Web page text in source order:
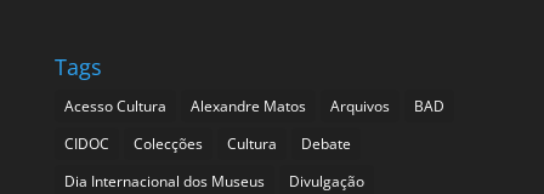
Tags
Acesso Cultura Alexandre Matos Arquivos
BAD
CIDOC
Colecções Cultura
Debate
Dia Internacional dos Museus
Divulgação